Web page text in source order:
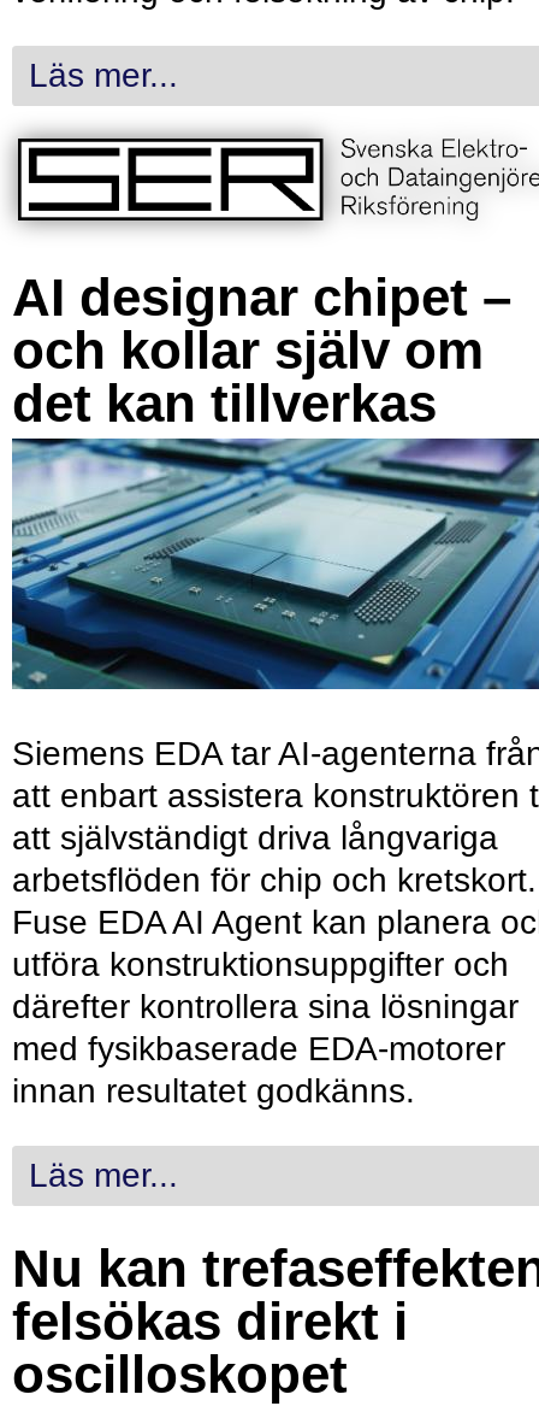
Läs mer...
AI designar chipet –
och kollar själv om
det kan tillverkas
Siemens EDA tar AI-agenterna
att enbart assistera konstruktören
att självständigt driva långvariga
arbetsflöden för chip och kretskort.
Fuse EDA AI Agent kan planera
utföra konstruktionsuppgifter och
därefter kontrollera sina lösningar
med fysikbaserade EDA-motorer
innan resultatet godkänns.
Läs mer...
Nu kan
felsökas direkt i
oscilloskopet